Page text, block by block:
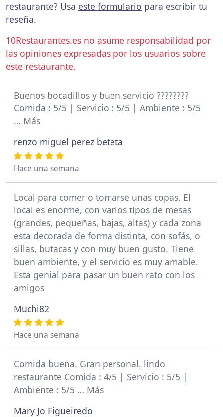
restaurante? Usa este formulario para escribir tu
reseña.
10Restaurantes.es no asume responsabilidad por
las opiniones expresadas por los usuarios sobre
este restaurante.
Buenos bocadillos y buen servicio ????????
Comida : 5/5 | Servicio : 5/5 | Ambiente : 5/5
… Más
renzo miguel perez beteta
Hace una semana
Local para comer o tomarse unas copas. El
local es enorme, con varios tipos de mesas
(grandes, pequeñas, bajas, altas) y cada zona
esta decorada de forma distinta, con sofás, o
sillas, butacas y con muy buen gusto. Tiene
buen ambiente, y el servicio es muy amable.
Esta genial para pasar un buen rato con los
amigos
Muchi82
Hace una semana
Comida buena. Gran personal. lindo
restaurante Comida : 4/5 | Servicio : 5/5 |
Ambiente : 5/5 … Más
Mary Jo Figueiredo